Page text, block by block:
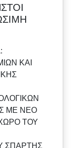
ΚΑΙ
ΜΕ ΝΕΟ
ΤΟΥ
ΣΠΑΡΤΗΣ